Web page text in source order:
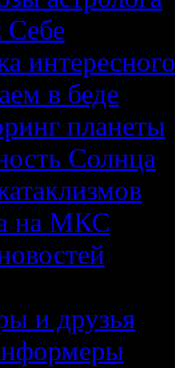
Себе
интересного
в беде
планеты
Солнца
на МКС
и друзья